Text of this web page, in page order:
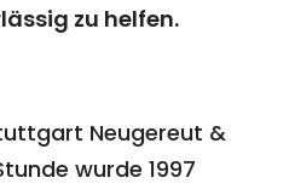
zu helfen.
Neugereut &
wurde 1997